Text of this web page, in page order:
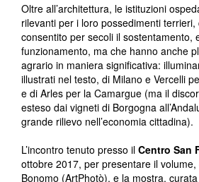
Oltre all’architettura, le istituzioni
rilevanti per i loro possedimenti terrieri,
consentito per secoli il sostentamento,
funzionamento, ma che hanno anche
agrario in maniera significativa:
illustrati nel testo, di Milano e Vercelli
e di Arles per la Camargue (ma il
esteso dai vigneti di Borgogna
grande rilievo nell’economia cittadina).
L’incontro tenuto presso il Centro San
ottobre 2017, per presentare il
Bonomo (ArtPhotò), e la mostra,